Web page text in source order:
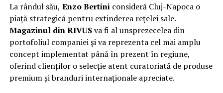
La rândul său, Enzo Bertiniconsideră Cluj-Napoca o
piață strategică pentru extinderea rețelei sale.
Magazinul din RIVUSva fi al unsprezecelea din
portofoliul companiei și va reprezenta cel mai amplu
concept implementat până în prezent în regiune,
oferind clienților o selecție atent curatoriată de produse
premium și branduri internaționale apreciate.